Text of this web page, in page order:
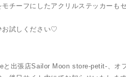
チーフにしたアクリルステッカー
お試しください♡
出張店Sailor Moon store-petit-、オ